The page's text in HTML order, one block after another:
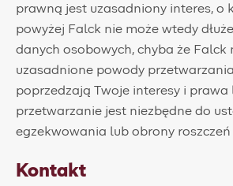
prawną jest uzasadniony interes, o
powyżej Falck nie może wtedy
danych osobowych, chyba że Falck
uzasadnione powody
poprzedzają Twoje interesy i prawa
przetwarzanie jest niezbędne do
egzekwowania lub obrony
Kontakt